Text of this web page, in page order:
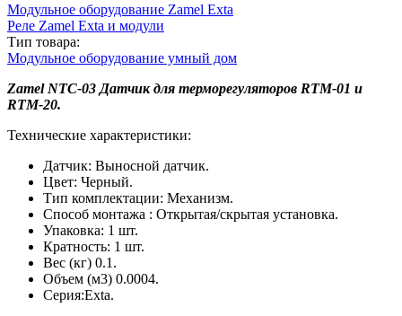
Модульное оборудование Zamel Exta
Реле Zamel Exta и модули
Тип товара:
Модульное оборудование умный дом
Zamel NTC-03 Датчик для терморегуляторов RTM-01 и
RTM-20.
Технические характеристики:
Датчик: Выносной датчик.
Цвет: Черный.
Тип комплектации: Механизм.
Способ монтажа : Открытая/скрытая установка.
Упаковка: 1 шт.
Кратность: 1 шт.
Вес (кг) 0.1.
Объем (м3) 0.0004.
Серия:Exta.